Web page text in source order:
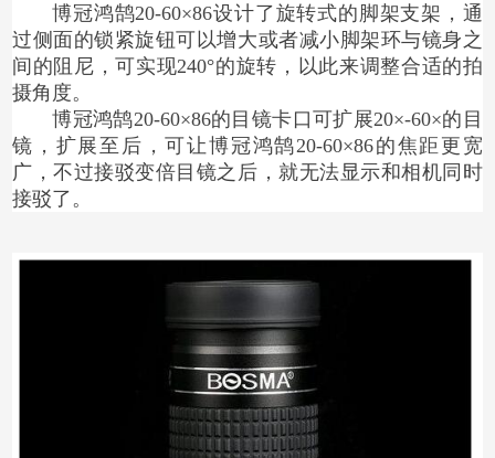
博冠鸿鹄20-60×86设计了旋转式的脚架支架，通
过侧面的锁紧旋钮可以增大或者减小脚架环与镜身之
间的阻尼，可实现240°的旋转，以此来调整合适的拍
摄角度。
博冠鸿鹄20-60×86的目镜卡口可扩展20×-60×的目
镜，扩展至后，可让博冠鸿鹄20-60×86的焦距更宽
广，不过接驳变倍目镜之后，就无法显示和相机同时
接驳了。